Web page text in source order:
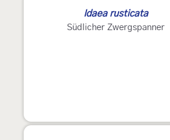
Idaea rusticata
Südlicher Zwergspanner